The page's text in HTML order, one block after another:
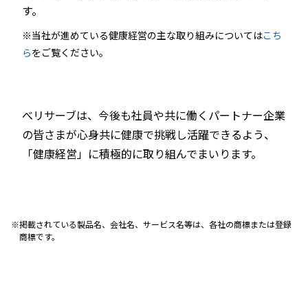
す。
※当社が進めている健康経営の主な取り組みについてはこち
らをご覧ください。
べリサーブは、今後も社員や共に働くパートナー企業
の皆さまが心身共に健康で挑戦し活躍できるよう、
「健康経営」に積極的に取り組んでまいります。
掲載されている製品名、会社名、サービス名等は、各社の商標または登録
商標です。